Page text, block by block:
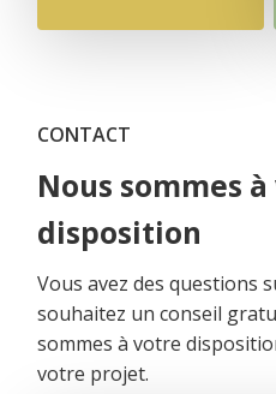
CONTACT
Nous sommes
disposition
Vous avez des questions
souhaitez un conseil
sommes à votre
votre projet.